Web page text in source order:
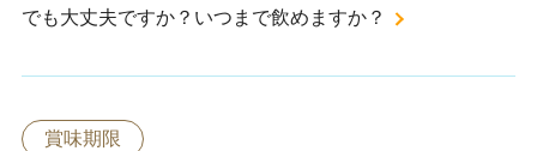
でも大丈夫ですか？いつまで飲めますか？
賞味期限